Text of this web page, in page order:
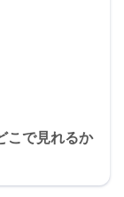
こで見れるか